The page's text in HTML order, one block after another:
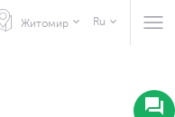
Житомир Ru